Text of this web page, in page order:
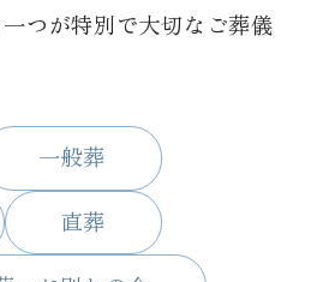
つが特別で大切なご葬儀
一般葬
直葬